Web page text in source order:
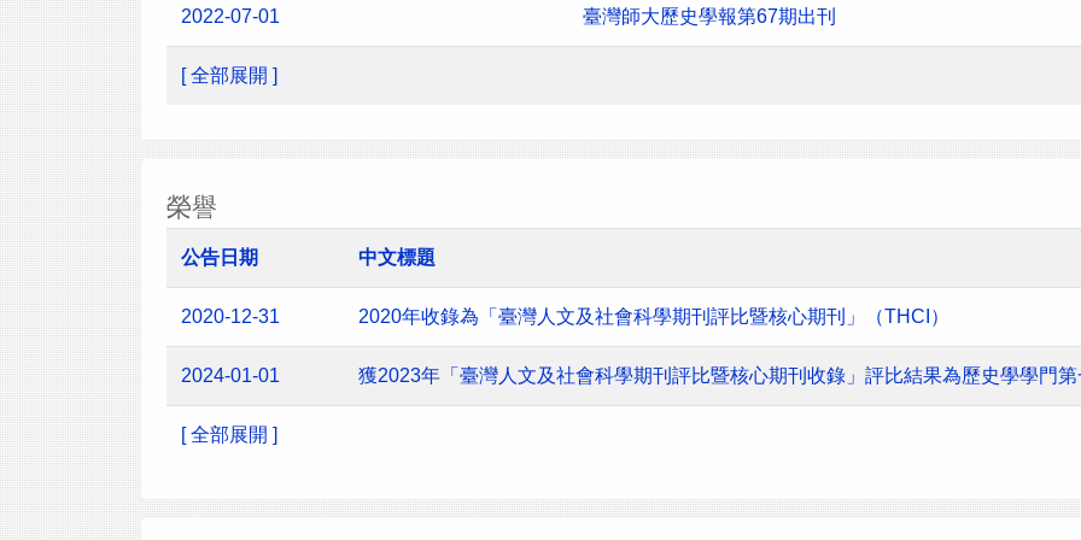
2022-07-01 臺灣師大歷史學報第67期出刊
[ 全部展開 ]
榮譽
公告日期 中文標題
2020-12-31 2020年收錄為「臺灣人文及社會科學期刊評比暨核心期刊」（THCI）
2024-01-01 獲2023年「臺灣人文及社會科學期刊評比暨核心期刊收錄」評比結果為歷史學學門
[ 全部展開 ]